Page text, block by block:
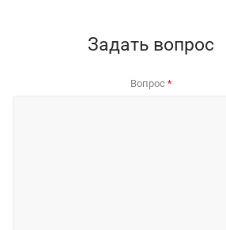
Задать вопрос
Вопрос *